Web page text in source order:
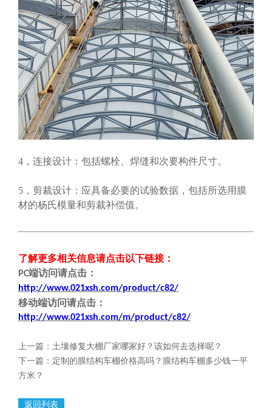
4，连接设计：包括螺栓、焊缝和次要构件尺寸。
5，剪裁设计：应具备必要的试验数据，包括所选用膜
材的杨氏模量和剪裁补偿值。
了解更多相关信息请点击以下链接：
PC端访问请点击 ：
http://www.021xsh.com/product/c82/
移动端访问请点击 ：
http://www.021xsh.com/m/product/c82/
上一篇： 土壤修复大棚厂家哪家好？该如何去选择呢？
下一篇： 定制的膜结构车棚价格高吗？膜结构车棚多少钱一平
方米？
返回列表